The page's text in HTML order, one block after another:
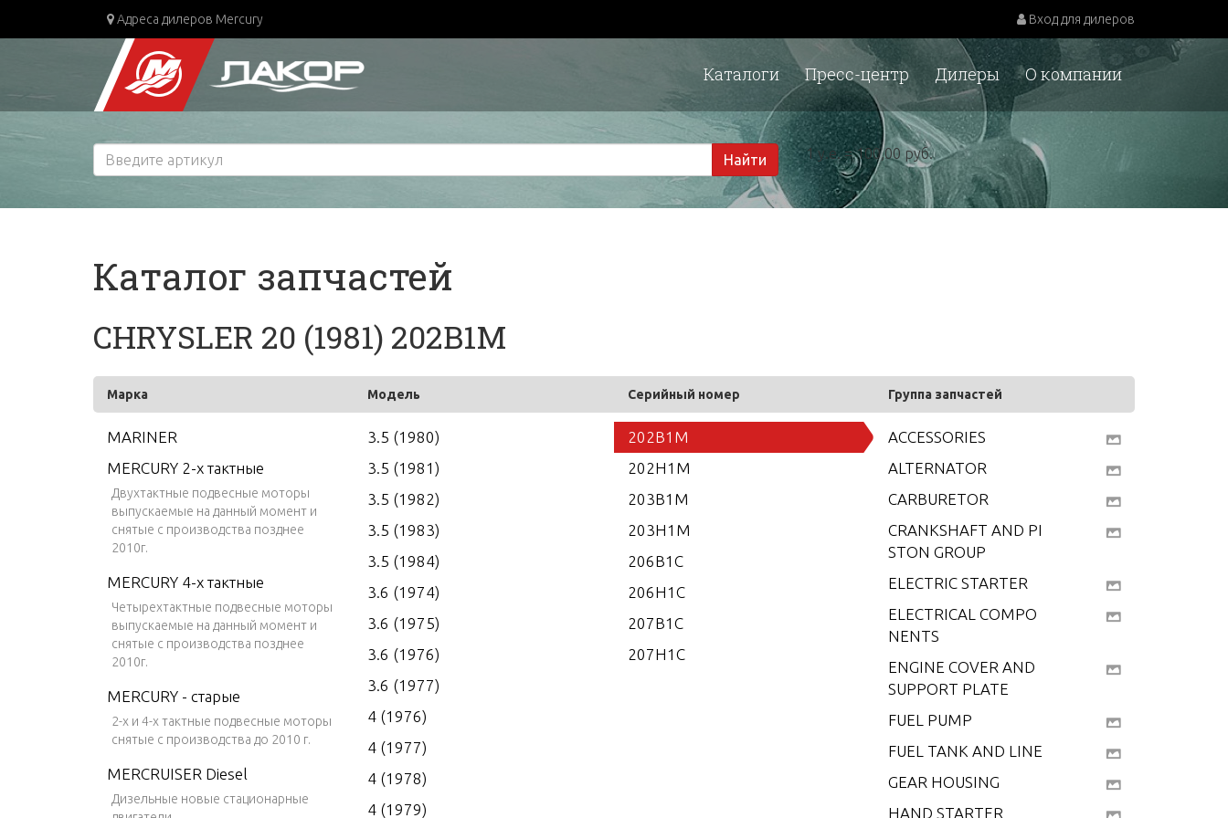
Адреса дилеров Mercury Вход для дилеров
О компании
Дилеры
Пресс-центр
Каталоги
Найти 1 у.е. = 100,00 руб.
Каталог запчастей
CHRYSLER 20 (1981) 202B1M
Марка Модель Серийный номер Группа запчастей
MARINER
MERCURY 2-х тактные
Двухтактные подвесные моторы
выпускаемые на данный момент и
снятые с производства позднее
2010г.
MERCURY 4-х тактные
Четырехтактные подвесные моторы
выпускаемые на данный момент и
снятые с производства позднее
2010г.
MERCURY - старые
2-х и 4-х тактные подвесные моторы
снятые с производства до 2010 г.
MERCRUISER Diesel
Дизельные новые стационарные
3.5 (1980)
3.5 (1981)
3.5 (1982)
3.5 (1983)
3.5 (1984)
3.6 (1974)
3.6 (1975)
3.6 (1976)
3.6 (1977)
4 (1976)
4 (1977)
4 (1978)
4 (1979)
202B1M
202H1M
203B1M
203H1M
206B1C
206H1C
207B1C
207H1C
ACCESSORIES
ALTERNATOR
CARBURETOR
CRANKSHAFT AND PI
STON GROUP
ELECTRIC STARTER
ELECTRICAL COMPO
NENTS
ENGINE COVER AND
SUPPORT PLATE
FUEL PUMP
FUEL TANK AND LINE
GEAR HOUSING
HAND STARTER